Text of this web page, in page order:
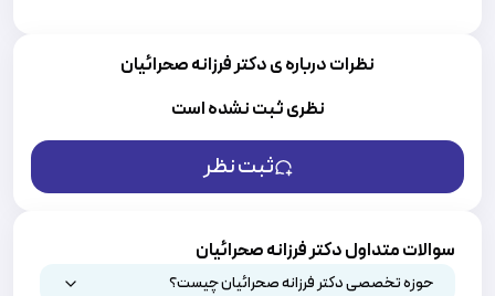
نظرات درباره ی دکتر فرزانه صحرائیان
نظری ثبت نشده است
ثبت نظر
سوالات متداول دکتر فرزانه صحرائیان
حوزه تخصصی دکتر فرزانه صحرائیان چیست؟